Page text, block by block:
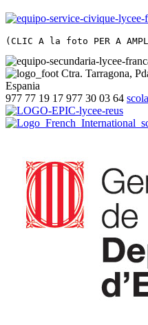
(CLIC A la foto PER A
Ctra. Tarragona,
Espania
977 77 19 17 977 30 03 64